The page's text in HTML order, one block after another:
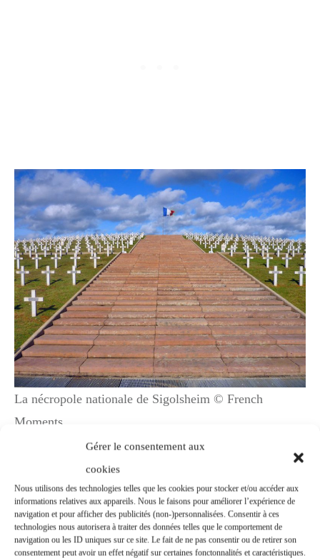
Gérer le consentement aux
cookies
Nous utilisons des technologies telles que les cookies pour stocker et/ou accéder aux
informations relatives aux appareils. Nous le faisons pour améliorer l’expérience de
navigation et pour afficher des publicités (non-)personnalisées. Consentir à ces
technologies nous autorisera à traiter des données telles que le comportement de
navigation ou les ID uniques sur ce site. Le fait de ne pas consentir ou de retirer son
consentement peut avoir un effet négatif sur certaines fonctonnalités et caractéristiques.
La nécropole nationale de Sigolsheim © French
Moments
Le 2 mai 1965, la Nécropole nationale fut
inaugurée en présence de Monsieur
Saintenay, ministre des Anciens Combattants,
et de Madame la Maréchale de Lattre de